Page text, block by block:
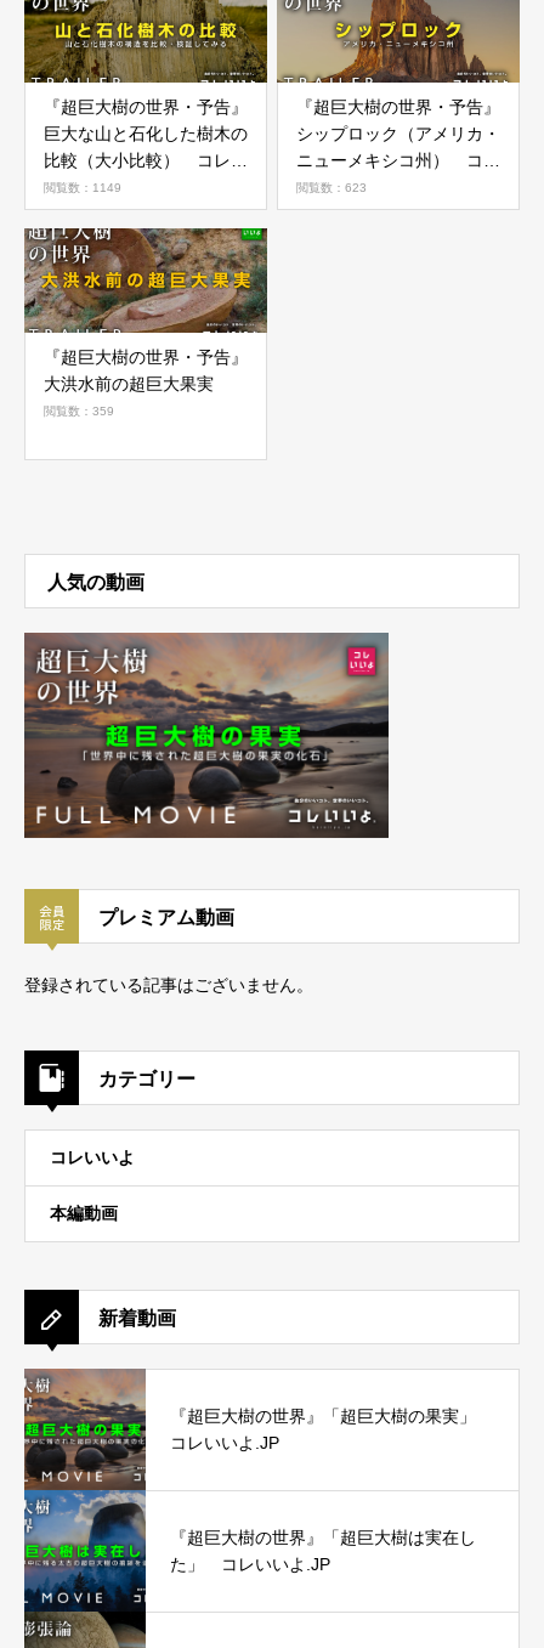
『超巨大樹の世界・予告』
巨大な山と石化した樹木の
比較（大小比較） コレい
いよ.JP
閲覧数：1149
『超巨大樹の世界・予告』
シップロック（アメリカ・
ニューメキシコ州） コレ
いいよ.JP
閲覧数：623
『超巨大樹の世界・予告』
大洪水前の超巨大果実
閲覧数：359
人気の動画
プレミアム動画
登録されている記事はございません。
カテゴリー
コレいいよ
本編動画
新着動画
『超巨大樹の世界』「超巨大樹の果実」
コレいいよ.JP
『超巨大樹の世界』「超巨大樹は実在し
た」 コレいいよ.JP